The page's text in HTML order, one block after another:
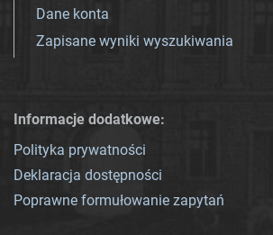
Dane konta
Zapisane wyniki wyszukiwania
Informacje dodatkowe:
Polityka prywatności
Deklaracja dostępności
Poprawne formułowanie zapytań